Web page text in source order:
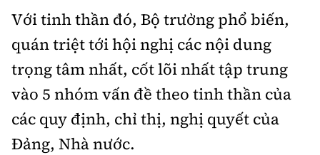
Với tinh thần đó, Bộ trưởng phổ biến,
quán triệt tới hội nghị các nội dung
trọng tâm nhất, cốt lõi nhất tập trung
vào 5 nhóm vấn đề theo tinh thần của
các quy định, chỉ thị, nghị quyết của
Đảng, Nhà nước.